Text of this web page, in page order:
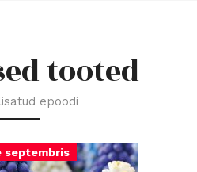
tooted
epoodi
septembris